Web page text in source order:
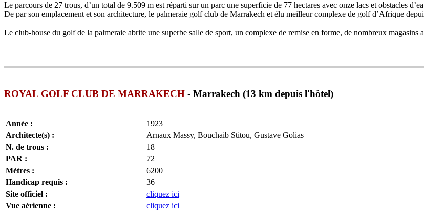
Le parcours de 27 trous, d’un total de 9.509 m est réparti sur un parc une superficie de 77 hectares avec onze lacs et obstacles
De par son emplacement et son architecture, le palmeraie golf club de Marrakech et élu meilleur complexe de golf d’Afrique
Le club-house du golf de la palmeraie abrite une superbe salle de sport, un complexe de remise en forme, de nombreux magasins
ROYAL GOLF CLUB DE MARRAKECH - Marrakech (13 km depuis l'hôtel)
Année :
1923
Architecte(s) :
Arnaux Massy, Bouchaib Stitou, Gustave Golias
N. de trous :
18
PAR :
72
Mètres :
6200
Handicap requis :
36
Site officiel :
cliquez ici
Vue aérienne :
cliquez ici